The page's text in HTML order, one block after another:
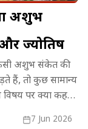
अशुभ
ज्योतिष
अशुभ संकेत की
हैं, तो कुछ सामान्य
पर क्या कहते
7 Jun 2026